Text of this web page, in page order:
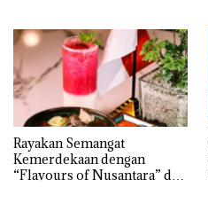
Rayakan Semangat
Kemerdekaan dengan
“Flavours of Nusantara” di